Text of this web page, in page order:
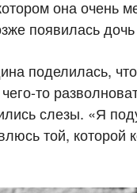
она очень
появилась
поделилась,
то
слезы. «Я
той,